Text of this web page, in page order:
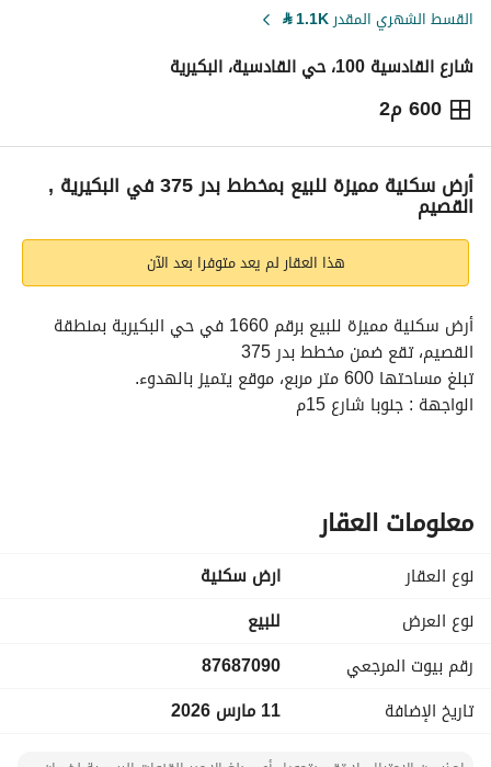
القسط الشهري المقدر1.1K
⃁
شارع القادسية 100، حي القادسية، البكيرية
600 م2
⃁
170,400
التفاصيل معلومات ترخيص الإعلان حاسبة التمويل
أرض سكنية مميزة للبيع بمخطط بدر 375 في البكيرية ,
القصيم
هذا العقار لم يعد متوفرا بعد الآن
القصيم، تقع ضمن مخطط بدر 375
تبلغ مساحتها 600 متر مربع، موقع يتميز بالهدوء.
الواجهة : جنوبا شارع 15م
معلومات العقار
نوع العقار
ارض سكنية
نوع العرض
للبيع
رقم بيوت المرجعي
87687090
تاريخ الإضافة
11 مارس 2026